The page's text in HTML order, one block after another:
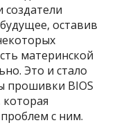
оставив
материнской
Это и стало
прошивки BIOS
с ним.